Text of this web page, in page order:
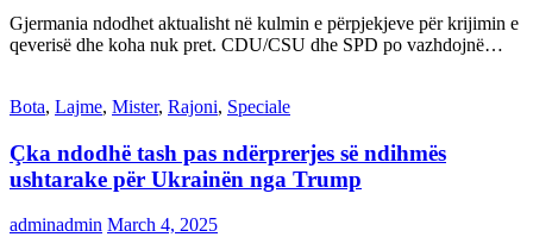
Gjermania ndodhet aktualisht në kulmin e përpjekjeve për krijimin e
qeverisë dhe koha nuk pret. CDU/CSU dhe SPD po vazhdojnë…
Bota, Lajme, Mister, Rajoni, Speciale
Çka ndodhë tash pas ndërprerjes së ndihmës
ushtarake për Ukrainën nga Trump
adminadmin March 4, 2025